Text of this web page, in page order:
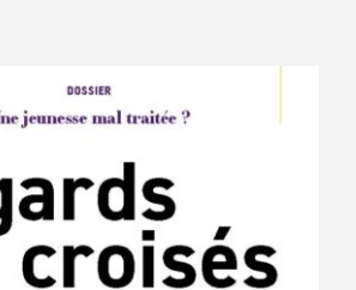
variations.
Les
être
choisies
sur